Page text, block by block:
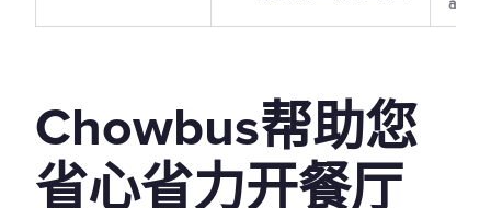
Chowbus帮助您
省心省力开餐厅